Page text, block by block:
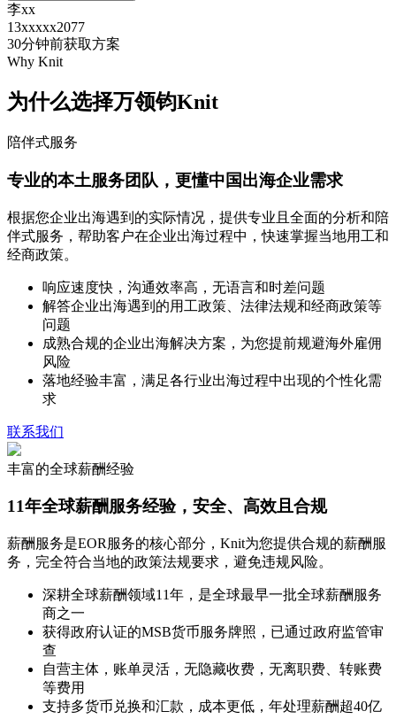
李xx
13xxxxx2077
30分钟前获取方案
Why Knit
为什么选择万领钧Knit
陪伴式服务
专业的本土服务团队，更懂中国出海企业需求
根据您企业出海遇到的实际情况，提供专业且全面的分析和陪
伴式服务，帮助客户在企业出海过程中，快速掌握当地用工和
经商政策。
响应速度快，沟通效率高，无语言和时差问题
解答企业出海遇到的用工政策、法律法规和经商政策等
问题
成熟合规的企业出海解决方案，为您提前规避海外雇佣
风险
落地经验丰富，满足各行业出海过程中出现的个性化需
求
联系我们
丰富的全球薪酬经验
11年全球薪酬服务经验，安全、高效且合规
薪酬服务是EOR服务的核心部分，Knit为您提供合规的薪酬服
务，完全符合当地的政策法规要求，避免违规风险。
深耕全球薪酬领域11年，是全球最早一批全球薪酬服务
商之一
获得政府认证的MSB货币服务牌照，已通过政府监管审
查
自营主体，账单灵活，无隐藏收费，无离职费、转账费
等费用
支持多货币兑换和汇款，成本更低，年处理薪酬超40亿